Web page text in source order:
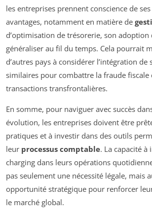
les entreprises prennent conscience de
avantages, notamment en matière de
d’optimisation de trésorerie, son adoption
généraliser au fil du temps. Cela pourrait
d’autres pays à considérer l’intégration de
similaires pour combattre la fraude fiscale
transactions transfrontalières.
En somme, pour naviguer avec succès
évolution, les entreprises doivent être
pratiques et à investir dans des outils
leur processus comptable. La capacité à
charging dans leurs opérations
pas seulement une nécessité légale, mais
opportunité stratégique pour renforcer
le marché global.